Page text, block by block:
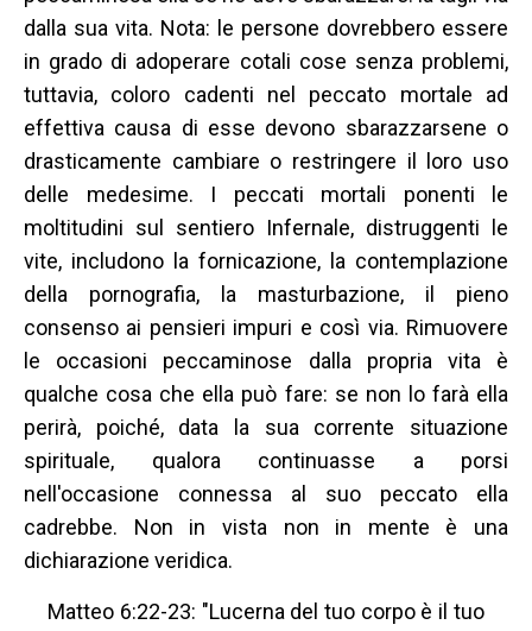
dalla sua vita. Nota: le persone dovrebbero essere
in grado di adoperare cotali cose senza problemi,
tuttavia, coloro cadenti nel peccato mortale ad
effettiva causa di esse devono sbarazzarsene o
drasticamente cambiare o restringere il loro uso
delle medesime. I peccati mortali ponenti le
moltitudini sul sentiero Infernale, distruggenti le
vite, includono la fornicazione, la contemplazione
della pornografia, la masturbazione, il pieno
consenso ai pensieri impuri e così via. Rimuovere
le occasioni peccaminose dalla propria vita è
qualche cosa che ella può fare: se non lo farà ella
perirà, poiché, data la sua corrente situazione
spirituale, qualora continuasse a porsi
nell'occasione connessa al suo peccato ella
cadrebbe. Non in vista non in mente è una
dichiarazione veridica.
Matteo 6:22-23: "Lucerna del tuo corpo è il tuo